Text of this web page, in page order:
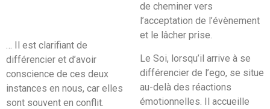
… Il est clarifiant de
différencier et d’avoir
conscience de ces deux
instances en nous, car elles
sont souvent en conflit.
de cheminer vers
l’acceptation de l’évènement
et le lâcher prise.
Le Soi, lorsqu’il arrive à se
différencier de l’ego, se situe
au-delà des réactions
émotionnelles. Il accueille